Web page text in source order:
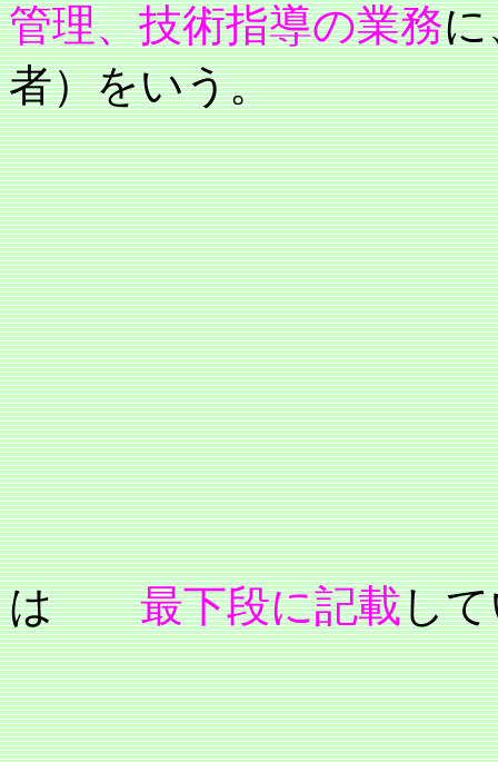
管理、技術指導の業務に
者）をいう。
チェッ
は最下段に記載し